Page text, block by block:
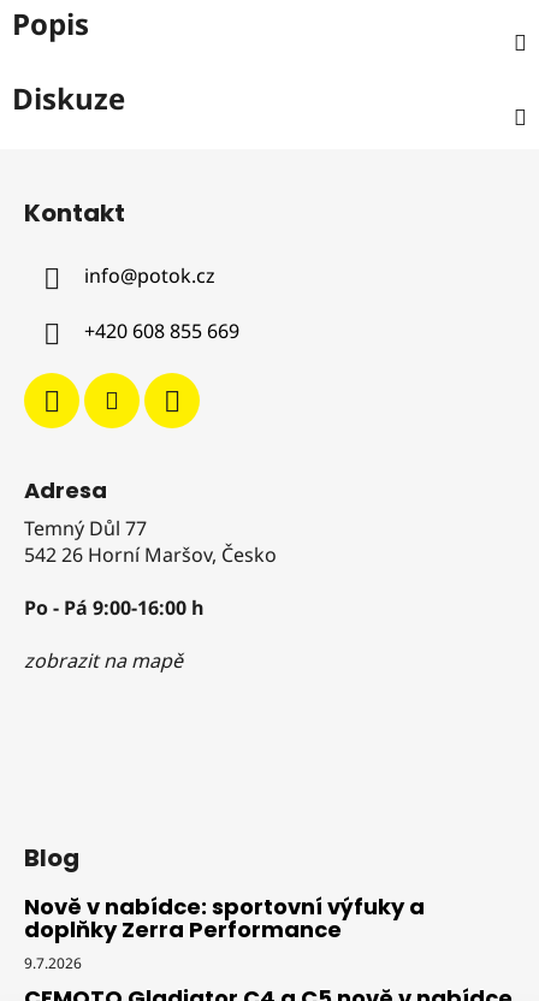
Popis
Diskuze
Kontakt
info@potok.cz
+420 608 855 669
Adresa
Temný Důl 77
542 26 Horní Maršov, Česko
Po - Pá 9:00-16:00 h
zobrazit na mapě
Blog
Nově v nabídce: sportovní výfuky a
doplňky Zerra Performance
9.7.2026